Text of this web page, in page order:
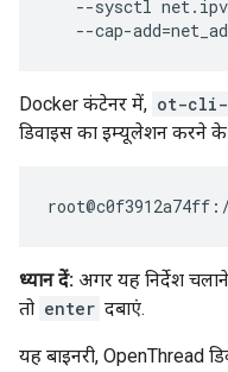
--sysctl
Docker कंटेनर में, ot-
डिवाइस का इम्यूलेशन करने
ध्यान दें: अगर यह निर्देश
तो enter दबाएं.
यह बाइनरी, OpenThread